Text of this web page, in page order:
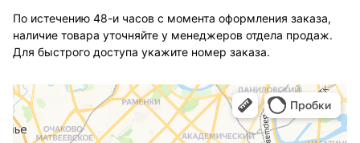
По истечению 48-и часов с момента оформления заказа,
наличие товара уточняйте у менеджеров отдела продаж.
Для быстрого доступа укажите номер заказа.